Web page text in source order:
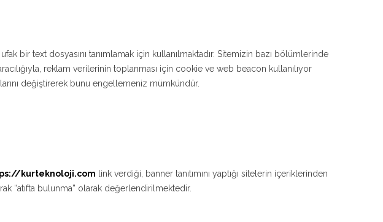
bir text dosyasını tanımlamak için kullanılmaktadır. Sitemizin bazı bölümlerinde
reklam verilerinin toplanması için cookie ve web beacon kullanılıyor
değiştirerek bunu engellemeniz mümkündür.
kurteknoloji.com link verdiği, banner tanıtımını yaptığı sitelerin içeriklerinden
“atıfta bulunma” olarak değerlendirilmektedir.